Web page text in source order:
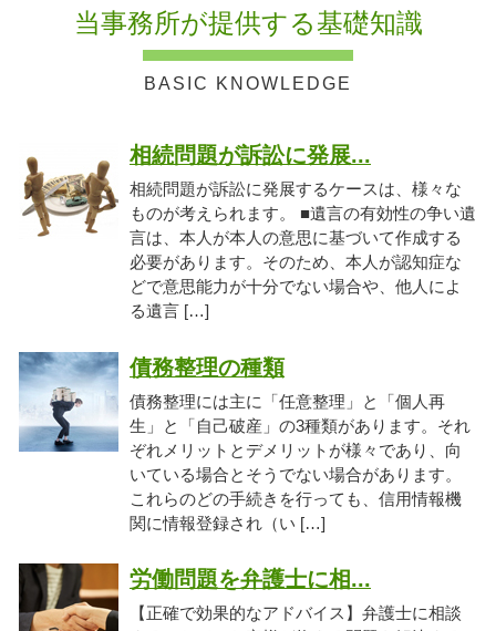
当事務所が提供する基礎知識
相続問題が訴訟に発展...
相続問題が訴訟に発展するケースは、様々な
ものが考えられます。 ■遺言の有効性の争い遺
言は、本人が本人の意思に基づいて作成する
必要があります。そのため、本人が認知症な
どで意思能力が十分でない場合や、他人によ
る遺言 […]
債務整理の種類
債務整理には主に「任意整理」と「個人再
生」と「自己破産」の3種類があります。それ
ぞれメリットとデメリットが様々であり、向
いている場合とそうでない場合があります。
これらのどの手続きを行っても、信用情報機
関に情報登録され（い […]
労働問題を弁護士に相...
【正確で効果的なアドバイス】弁護士に相談